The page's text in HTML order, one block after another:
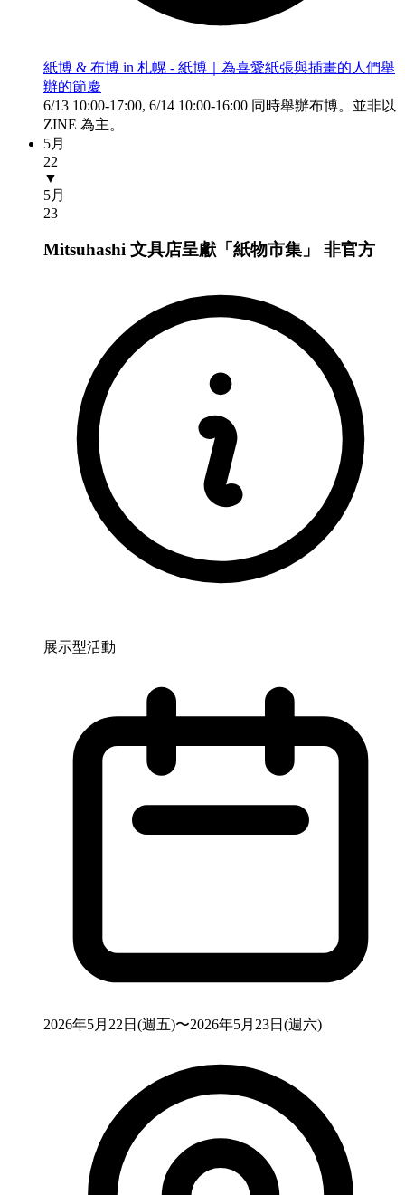
紙博 & 布博 in 札幌 - 紙博｜為喜愛紙張與插畫的人們舉
辦的節慶
6/13 10:00-17:00, 6/14 10:00-16:00 同時舉辦布博。並非以
ZINE 為主。
5月
22
▼
5月
23
Mitsuhashi 文具店呈獻「紙物市集」 非官方
展示型活動
2026年5月22日(週五)〜2026年5月23日(週六)